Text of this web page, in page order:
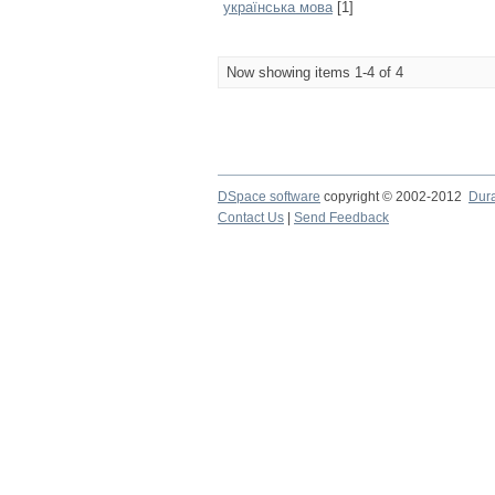
українська мова[1]
Now showing items 1-4 of 4
DSpace software copyright © 2002-2012
Contact Us
Send Feedback